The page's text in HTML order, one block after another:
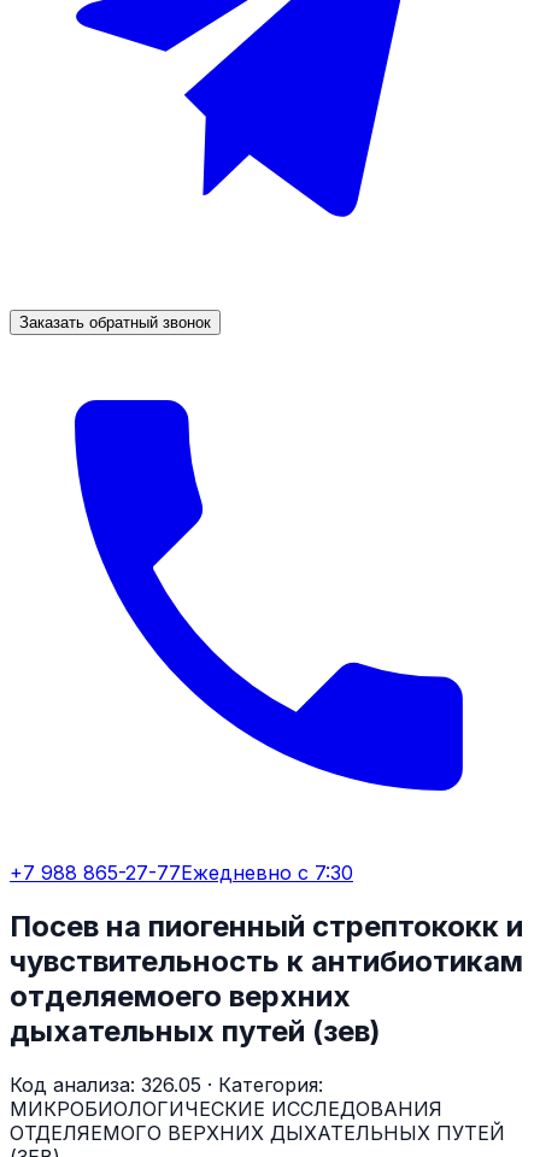
Заказать обратный звонок
+7 988 865-27-77Ежедневно с 7:30
Посев на пиогенный стрептококк и
чувствительность к антибиотикам
отделяемоего верхних
дыхательных путей (зев)
Код анализа: 326.05 · Категория:
МИКРОБИОЛОГИЧЕСКИЕ ИССЛЕДОВАНИЯ
ОТДЕЛЯЕМОГО ВЕРХНИХ ДЫХАТЕЛЬНЫХ ПУТЕЙ